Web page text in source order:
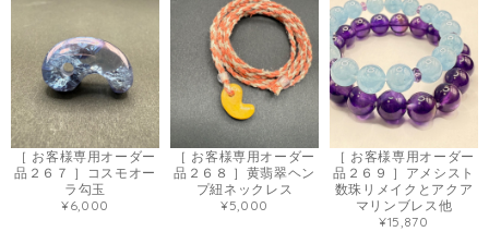
［ お客様専用オーダー
品２６７ ］コスモオー
ラ勾玉
¥6,000
［ お客様専用オーダー
品２６８ ］黄翡翠ヘン
プ紐ネックレス
¥5,000
［ お客様専用オーダー
品２６９ ］アメシスト
数珠リメイクとアクア
マリンブレス他
¥15,870